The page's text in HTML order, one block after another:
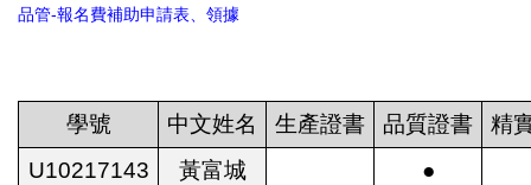
品管-報名費補助申請表、領據
學號 中文姓名 生產證書 品質證書
精
U10217143
黃富城
●